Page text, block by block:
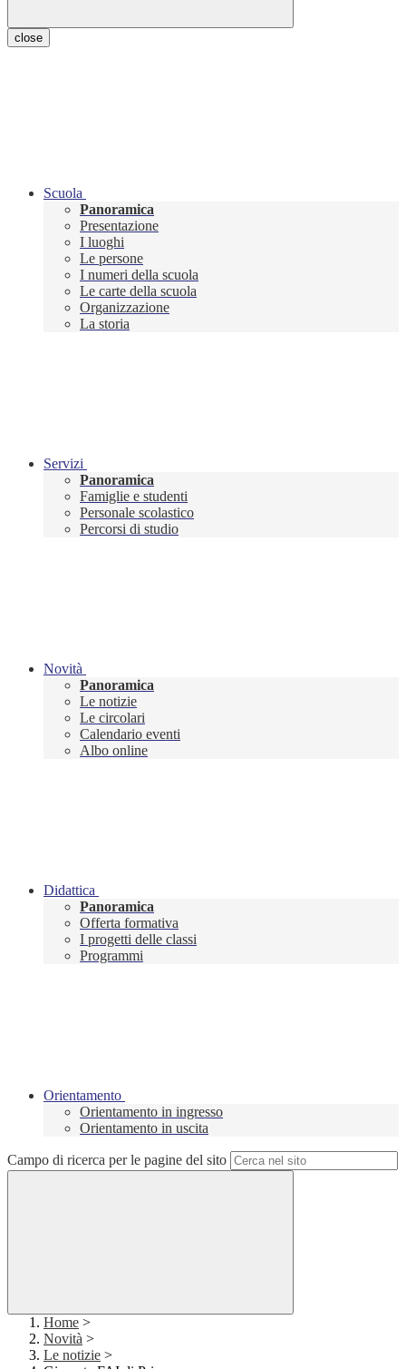
close
Scuola
Panoramica
Presentazione
I luoghi
Le persone
I numeri della scuola
Le carte della scuola
Organizzazione
La storia
Servizi
Panoramica
Famiglie e studenti
Personale scolastico
Percorsi di studio
Novità
Panoramica
Le notizie
Le circolari
Calendario eventi
Albo online
Didattica
Panoramica
Offerta formativa
I progetti delle classi
Programmi
Orientamento
Orientamento in ingresso
Orientamento in uscita
Campo di ricerca per le pagine del sito
Home >
Novità >
Le notizie >